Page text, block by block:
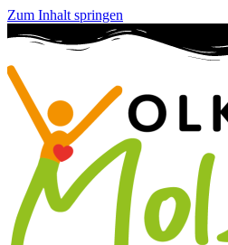
Zum Inhalt springen